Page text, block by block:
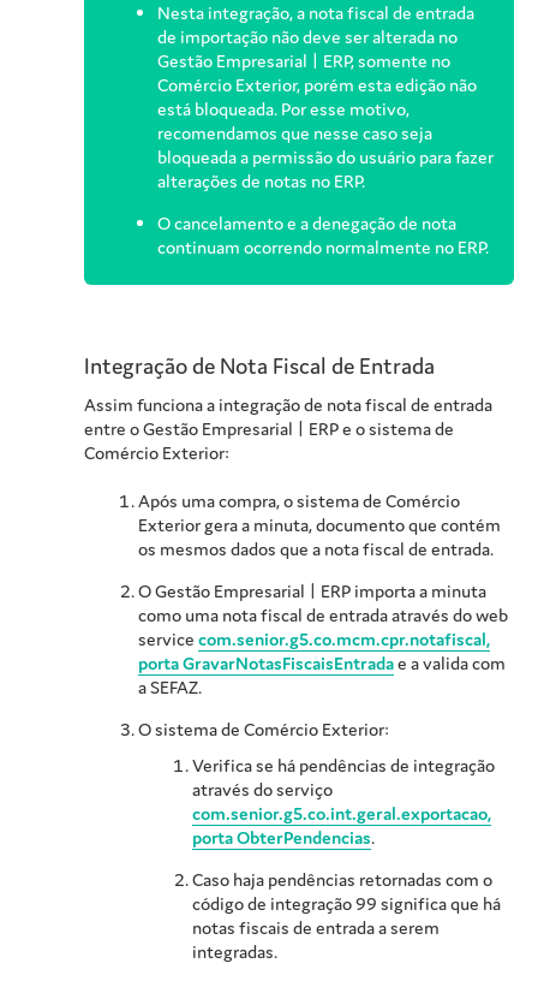
Nesta integração, a nota fiscal de entrada
de importação não deve ser alterada no
Gestão Empresarial | ERP, somente no
Comércio Exterior, porém esta edição não
está bloqueada. Por esse motivo,
recomendamos que nesse caso seja
bloqueada a permissão do usuário para fazer
alterações de notas no ERP.
O cancelamento e a denegação de nota
continuam ocorrendo normalmente no ERP.
Integração de Nota Fiscal de Entrada
Assim funciona a integração de nota fiscal de entrada
entre oGestão Empresarial | ERPe o sistema de
Comércio Exterior:
Após uma compra, o sistema de Comércio
Exterior gera a minuta, documento que contém
os mesmos dados que a nota fiscal de entrada.
OGestão Empresarial | ERP importa a minuta
como uma nota fiscal de entrada através do web
service com.senior.g5.co.mcm.cpr.notafiscal,
porta GravarNotasFiscaisEntradae a valida com
a SEFAZ.
O sistema de Comércio Exterior:
Verifica se há pendências de integração
através do serviço
com.senior.g5.co.int.geral.exportacao,
porta ObterPendencias.
Caso haja pendências retornadas com o
código de integração 99 significa que há
notas fiscais de entrada a serem
integradas.